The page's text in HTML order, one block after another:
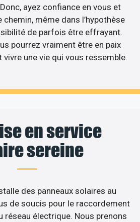
ayez confiance en vous et
même dans l’hypothèse
de parfois être effrayant.
pourrez vraiment être en paix
une vie qui vous ressemble.
en service
sereine
des panneaux solaires au
de soucis pour le raccordement
réseau électrique. Nous prenons